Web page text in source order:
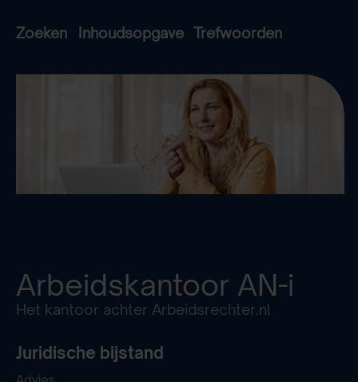
Zoeken Inhoudsopgave Trefwoorden
Arbeidskantoor AN-i
Het kantoor achter Arbeidsrechter.nl
Juridische bijstand